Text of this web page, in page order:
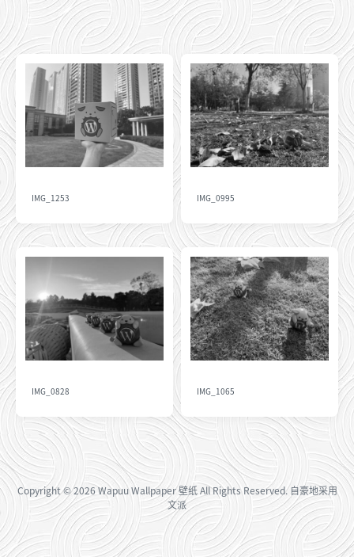
IMG_1253 IMG_0995
IMG_0828 IMG_1065
Copyright© 2026Wapuu Wallpaper 壁纸All Rights Reserved. 自豪地采用
文派